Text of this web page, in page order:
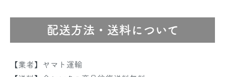
配送方法・送料について
【業者】ヤマト運輸